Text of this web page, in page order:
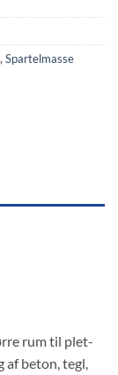
, Spartelmasse
rum til plet-
beton, tegl,